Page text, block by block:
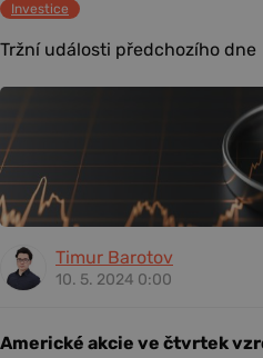
Investice
Tržní události předchozího dne
Timur Barotov
10. 5. 2024 0:00
Americké akcie ve čtvrtek